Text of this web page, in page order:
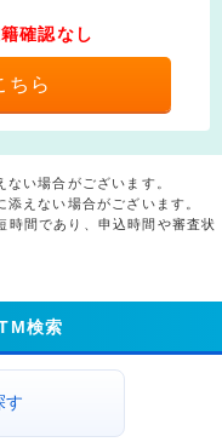
確認なし
ちら
い場合がございます。
えない場合がございます。
間であり、申込時間や審査状
検索
す